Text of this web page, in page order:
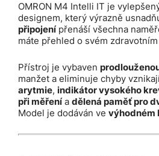
OMRON M4 Intelli IT je
designem, který výrazně
připojenípřenáší všechna
máte přehled o svém
Přístroj je vybaven
manžet a eliminuje chyby
arytmie, indikátor vysokého
při měřenía dělená paměť pro
Model je dodáván ve výhodném